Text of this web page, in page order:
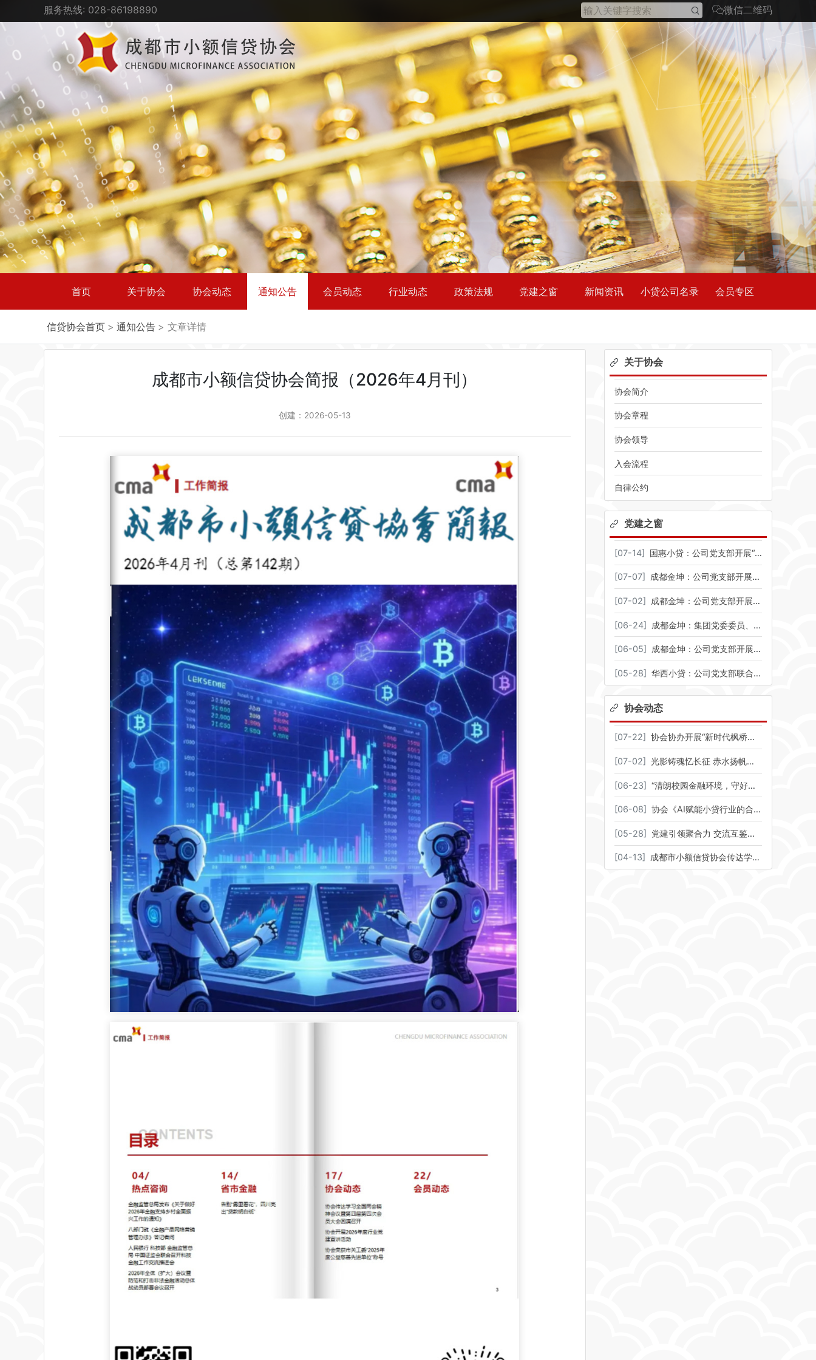
服务热线: 028-86198890 微信二维码
首页 关于协会 协会动态 通知公告 会员动态 行业动态 政策法规 党建之窗 新闻资讯 小贷公司名录 会员专区
信贷协会首页 > 通知公告 > 文章详情
成都市小额信贷协会简报（2026年4月刊）
创建： 2026-05-13
关于协会
协会简介
协会章程
协会领导
入会流程
自律公约
党建之窗
[07-14] 国惠小贷：公司党支部开展“初心如磐跟党走 奋楫争先立新功”主题党日活动——观看重大革命历史题材电影《四渡》
[07-07] 成都金坤：公司党支部开展专题党课
[07-02] 成都金坤：公司党支部开展专题党性教育培训班
[06-24] 成都金坤：集团党委委员、纪委书记王国军赴公司开展汛期专项检查并讲授专题党课
[06-05] 成都金坤：公司党支部开展廉洁教育主题党日活动暨党风廉政建设宣传教育月启动仪式
[05-28] 华西小贷：公司党支部联合锦融小贷党支部、环天小贷党支部赴四川科技馆开展主题党日活动
协会动态
[07-22] 协会协办开展“新时代枫桥经验引领市域金融治理现代化研修班” 聚焦金融纠纷源头化解与多元共治能力建设
[07-02] 光影铸魂忆长征 赤水扬帆起征程——协会组织观看革命历史题材影片《四渡》
[06-23] “清朗校园金融环境，守好青春钱袋子”——协会参与成都市2026年防范非法金融活动宣传月西南石油大学专场活动
[06-08] 协会《AI赋能小贷行业的合规与应用》专题培训圆满召开
[05-28] 党建引领聚合力 交流互鉴促提升——协会召开党建行政工作座谈交流会
[04-13] 成都市小额信贷协会传达学习全国两会精神会议暨第四届第四次会员大会圆满召开